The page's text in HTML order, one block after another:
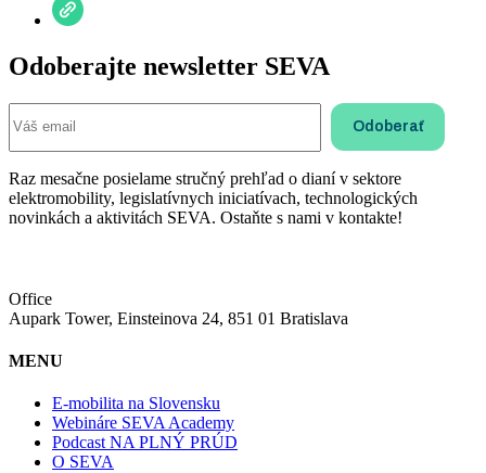
Odoberajte newsletter SEVA
Raz mesačne posielame stručný prehľad o dianí v sektore
elektromobility, legislatívnych iniciatívach, technologických
novinkách a aktivitách SEVA. Ostaňte s nami v kontakte!
Office
Aupark Tower, Einsteinova 24, 851 01 Bratislava
MENU
E-mobilita na Slovensku
Webináre SEVA Academy
Podcast NA PLNÝ PRÚD
O SEVA